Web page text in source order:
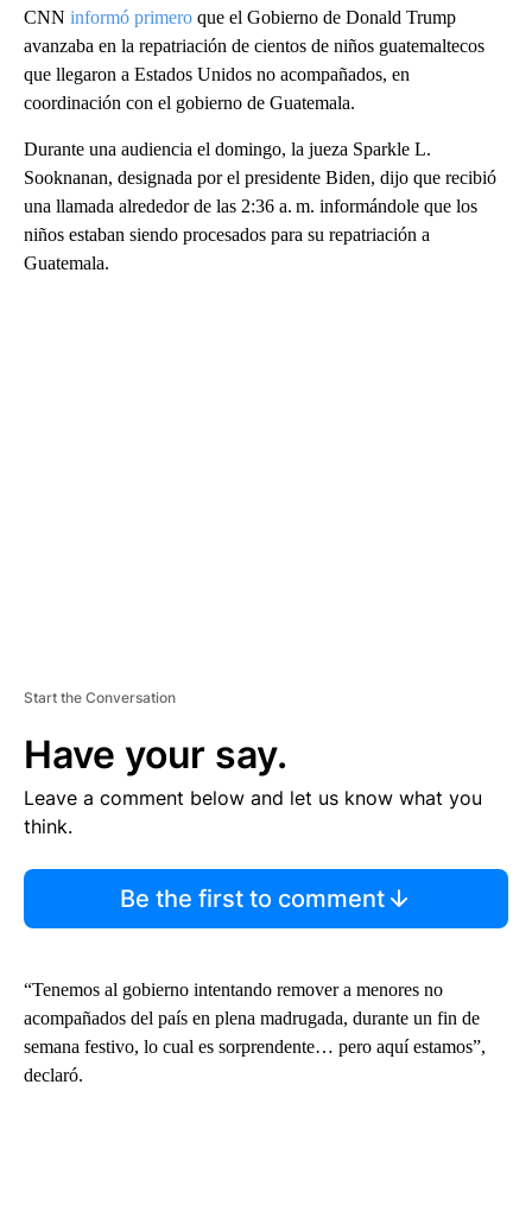
CNN informó primero que el Gobierno de Donald Trump
avanzaba en la repatriación de cientos de niños guatemaltecos
que llegaron a Estados Unidos no acompañados, en
coordinación con el gobierno de Guatemala.
Durante una audiencia el domingo, la jueza Sparkle L.
Sooknanan, designada por el presidente Biden, dijo que recibió
una llamada alrededor de las 2:36 a. m. informándole que los
niños estaban siendo procesados para su repatriación a
Guatemala.
Start the Conversation
Have your say.
Leave a comment below and let us know what you
think.
Be the first to comment
“Tenemos al gobierno intentando remover a menores no
acompañados del país en plena madrugada, durante un fin de
semana festivo, lo cual es sorprendente… pero aquí estamos”,
declaró.